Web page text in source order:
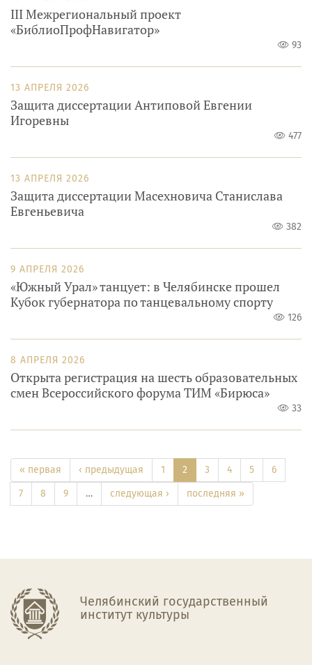
III Межрегиональный проект
«БиблиоПрофНавигатор»
93
13 АПРЕЛЯ 2026
Защита диссертации Антиповой Евгении
Игоревны
477
13 АПРЕЛЯ 2026
Защита диссертации Масехновича Станислава
Евгеньевича
382
9 АПРЕЛЯ 2026
«Южный Урал» танцует: в Челябинске прошел
Кубок губернатора по танцевальному спорту
126
8 АПРЕЛЯ 2026
Открыта регистрация на шесть образовательных
смен Всероссийского форума ТИМ «Бирюса»
33
« первая ‹ предыдущая 1 2 3 4 5
6
7
8 9 … следующая › последняя »
Челябинский государственный
институт культуры